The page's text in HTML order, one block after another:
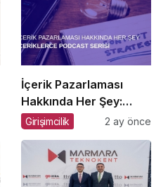
İçerik Pazarlaması
Hakkında Her Şey:
İçeriklerce Podcast
Girişimcilik 2 ay önce